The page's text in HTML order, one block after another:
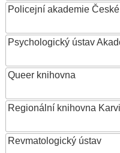
Policejní akademie
Psychologický ústav
Queer knihovna
Regionální knihovna
Revmatologický ústav